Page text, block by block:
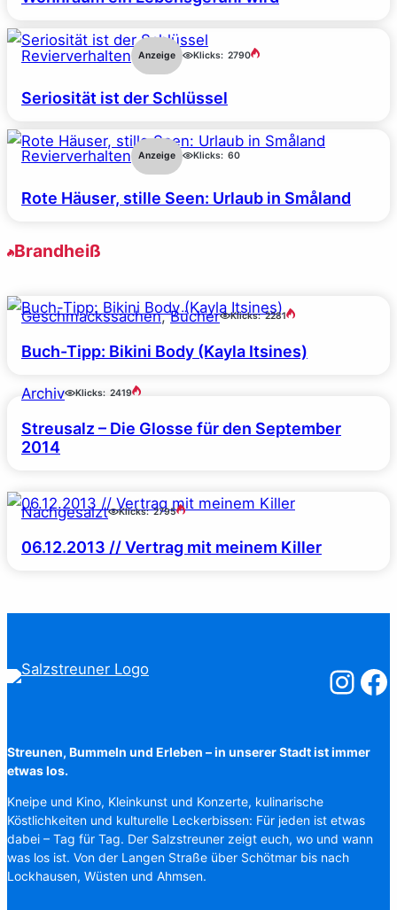
Revierverhalten Anzeige Klicks: 2790
Seriosität ist der Schlüssel
Revierverhalten Anzeige Klicks: 60
Rote Häuser, stille Seen: Urlaub in Småland
Brandheiß
Geschmackssachen, Bücher Klicks: 2281
Buch-Tipp: Bikini Body (Kayla Itsines)
Archiv Klicks: 2419
Streusalz – Die Glosse für den September
2014
Nachgesalzt Klicks: 2795
06.12.2013 // Vertrag mit meinem Killer
Streunen, Bummeln und Erleben – in unserer Stadt ist immer
etwas los.
Kneipe und Kino, Kleinkunst und Konzerte, kulinarische
Köstlichkeiten und kulturelle Leckerbissen: Für jeden ist etwas
dabei – Tag für Tag. Der Salzstreuner zeigt euch, wo und wann
was los ist. Von der Langen Straße über Schötmar bis nach
Lockhausen, Wüsten und Ahmsen.